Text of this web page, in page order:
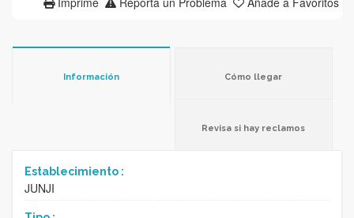
Información Cómo llegar
Revisa si hay reclamos
Establecimiento :
JUNJI